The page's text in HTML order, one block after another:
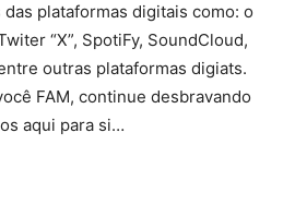
plataformas digitais como: o
“X”, SpotiFy, SoundCloud,
outras plataformas digiats.
FAM, continue desbravando
aqui para si…